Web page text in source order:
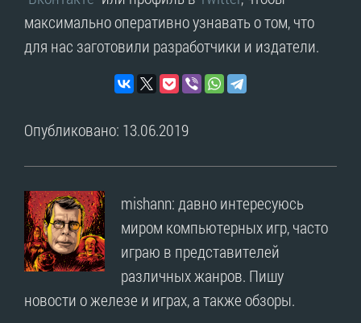
максимально оперативно узнавать о том, что
для нас заготовили разработчики и издатели.
Опубликовано: 13.06.2019
mishann: давно интересуюсь
миром компьютерных игр, часто
играю в представителей
различных жанров. Пишу
новости о железе и играх, а также обзоры.